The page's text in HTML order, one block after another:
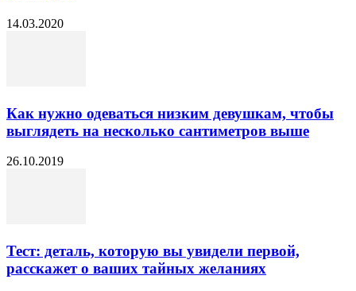
14.03.2020
Как нужно одеваться низким девушкам, чтобы
выглядеть на несколько сантиметров выше
26.10.2019
Тест: деталь, которую вы увидели первой,
расскажет о ваших тайных желаниях